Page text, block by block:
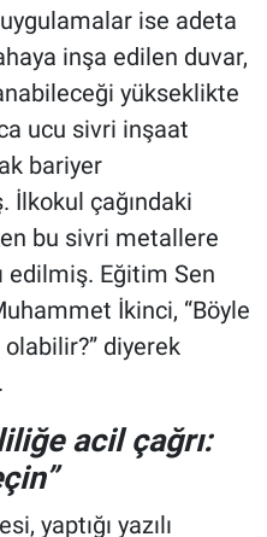
ise adeta
inşa edilen duvar,
yükseklikte
ucu sivri inşaat
bariyer
İlkokul çağındaki
bu sivri metallere
edilmiş. Eğitim Sen
İkinci, “Böyle
diyerek
acil çağrı:
yaptığı yazılı